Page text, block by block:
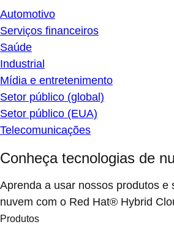
Automotivo
Serviços financeiros
Saúde
Industrial
Mídia e entretenimento
Setor público (global)
Setor público (EUA)
Telecomunicações
Conheça tecnologias de
Aprenda a usar nossos produtos e
nuvem com o Red Hat® Hybrid
Produtos